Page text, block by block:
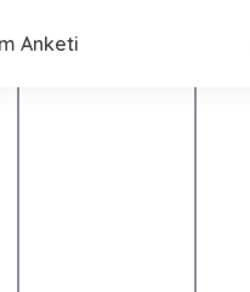
Anketi